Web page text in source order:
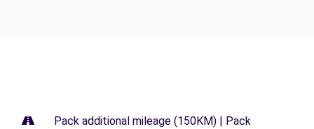
Pack additional mileage (150KM) | Pack